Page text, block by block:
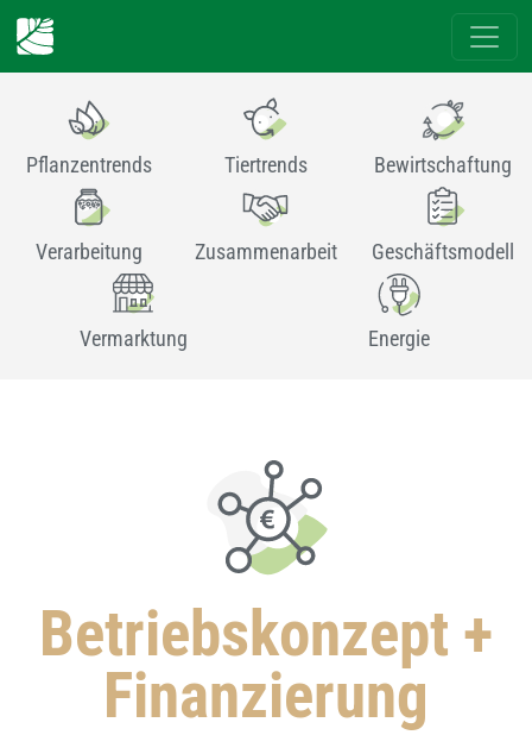
Pflanzentrends Tiertrends Bewirtschaftung
Verarbeitung Zusammenarbeit Geschäftsmodell
Vermarktung Energie
Betriebskonzept +
Finanzierung